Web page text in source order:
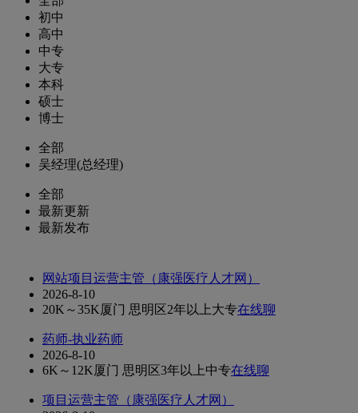
初中
高中
中专
大专
本科
硕士
博士
全部
吴经理(总经理)
全部
最新更新
最新发布
网站项目运营主管（康强医疗人才网）
2026-8-10
20K～35K厦门 思明区2年以上大专在线聊
药师-执业药师
2026-8-10
6K～12K厦门 思明区3年以上中专在线聊
项目运营主管（康强医疗人才网）